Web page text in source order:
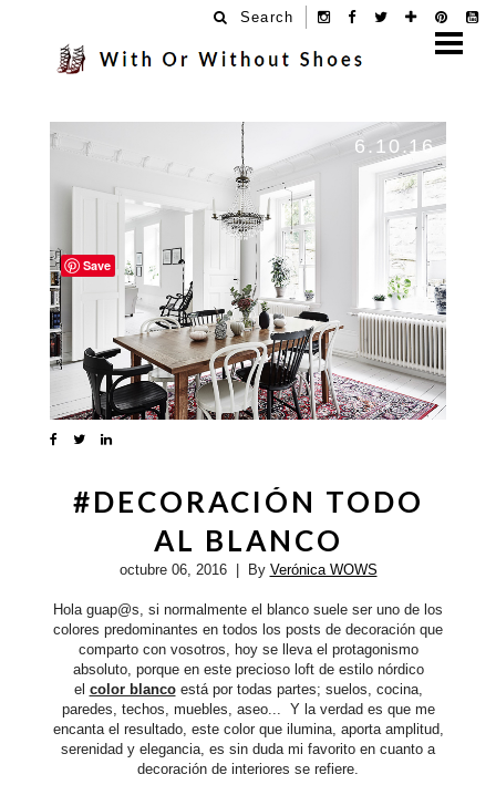
Search
6.10.16
#DECORACIÓN TODO
AL BLANCO
octubre 06, 2016| By Verónica WOWS
Hola guap@s, si normalmente el blanco suele ser uno de los
colores predominantes en todos los posts de decoración que
comparto con vosotros, hoy se lleva el protagonismo
absoluto, porque en este precioso loft de estilo nórdico
el color blancoestá por todas partes; suelos, cocina,
paredes, techos, muebles, aseo... Y la verdad es que me
encanta el resultado, este color que ilumina, aporta amplitud,
serenidad y elegancia, es sin duda mi favorito en cuanto a
decoración de interiores se refiere.
Save